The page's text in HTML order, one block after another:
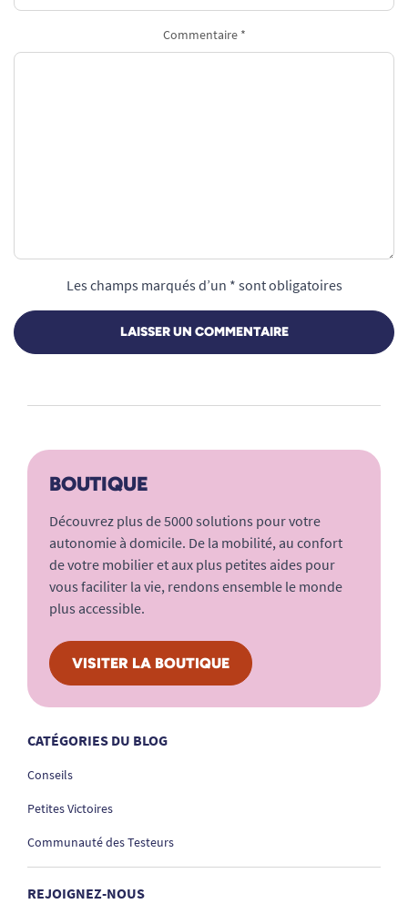
Commentaire *
Les champs marqués d’un * sont obligatoires
LAISSER UN COMMENTAIRE
BOUTIQUE
Découvrez plus de 5000 solutions pour votre
autonomie à domicile. De la mobilité, au confort
de votre mobilier et aux plus petites aides pour
vous faciliter la vie, rendons ensemble le monde
plus accessible.
VISITER LA BOUTIQUE
CATÉGORIES DU BLOG
Conseils
Petites Victoires
Communauté des Testeurs
REJOIGNEZ-NOUS